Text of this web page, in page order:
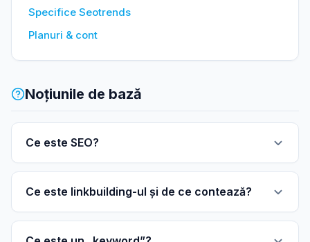
Specifice Seotrends
Planuri & cont
Noțiunile de bază
Ce este SEO?
Ce este linkbuilding-ul și de ce contează?